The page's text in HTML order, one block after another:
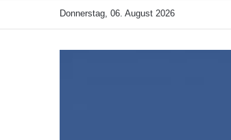
Donnerstag, 06. August 2026